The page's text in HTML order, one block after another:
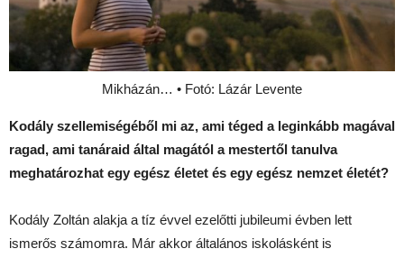
Mikházán… • Fotó: Lázár Levente
Kodály szellemiségéből mi az, ami téged a leginkább magával
ragad, ami tanáraid által magától a mestertől tanulva
meghatározhat egy egész életet és egy egész nemzet életét?
Kodály Zoltán alakja a tíz évvel ezelőtti jubileumi évben lett
ismerős számomra. Már akkor általános iskolásként is